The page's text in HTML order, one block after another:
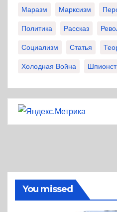
Маразм Марксизм
Политика Рассказ
Социализм Статья
Холодная Война
You missed